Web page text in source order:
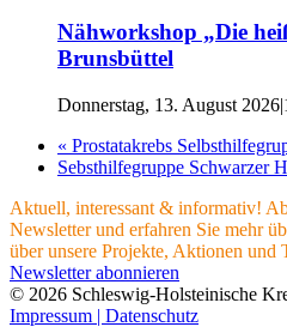
Nähworkshop „Die
Brunsbüttel
Donnerstag, 13. August
« Prostatakrebs
Sebsthilfegruppe Schwarzer
Aktuell, interessant & informativ!
Newsletter und erfahren Sie mehr
über unsere Projekte, Aktionen und
Newsletter abonnieren
© 2026 Schleswig-Holsteinische
Impressum | Datenschutz